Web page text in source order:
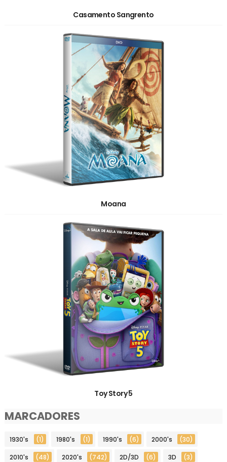
Casamento Sangrento
Moana
Toy Story 5
MARCADORES
1930's (1) 1980's (1) 1990's (6) 2000's (30)
2010's (48) 2020's (742) 2D/3D (6) 3D (3)